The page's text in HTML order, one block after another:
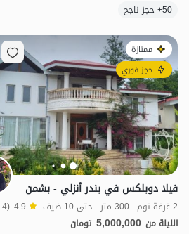
50+ حجز ناجح
ممتازة
حجز فوري
فيلا دوبلكس في بندر أنزلي - بشمن
2 غرفة نوم . 300 متر . حتى 10 ضيف 4.9 (4 تعليق)
الليلة من 5,000,000 تومان